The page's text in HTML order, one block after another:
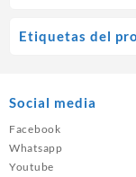
Etiquetas del
Social media
Facebook
Whatsapp
Youtube